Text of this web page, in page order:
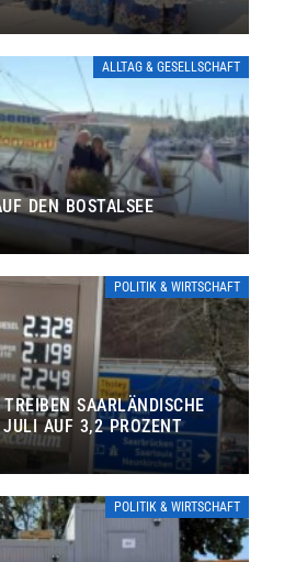
ALLTAG & GESELLSCHAFT
DEN BOSTALSEE
POLITIK & WIRTSCHAFT
SAARLÄNDISCHE
AUF 3,2 PROZENT
POLITIK & WIRTSCHAFT